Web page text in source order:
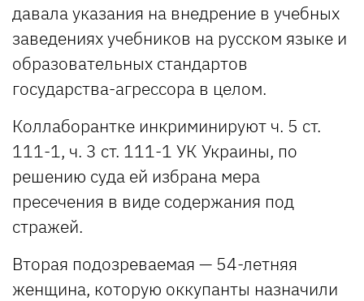
давала указания на внедрение в учебных
заведениях учебников на русском языке и
образовательных стандартов
государства-агрессора в целом.
Коллаборантке инкриминируют ч. 5 ст.
111-1, ч. 3 ст. 111-1 УК Украины, по
решению суда ей избрана мера
пресечения в виде содержания под
стражей.
Вторая подозреваемая — 54-летняя
женщина, которую оккупанты назначили